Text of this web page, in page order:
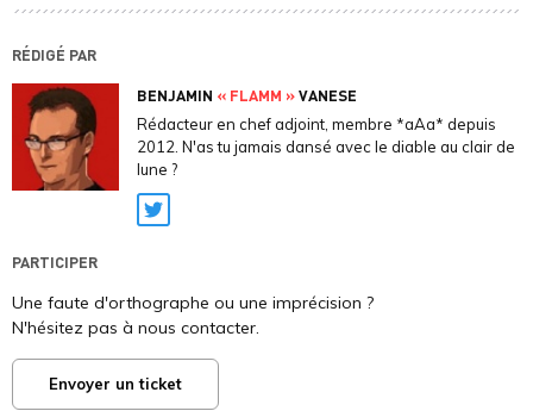
RÉDIGÉ PAR
BENJAMIN « FLAMM »VANESE
Rédacteur en chef adjoint, membre *aAa* depuis
2012. N'as tu jamais dansé avec le diable au clair de
lune ?
Twitter
PARTICIPER
Une faute d'orthographe ou une imprécision ?
N'hésitez pas à nous contacter.
Envoyer un ticket